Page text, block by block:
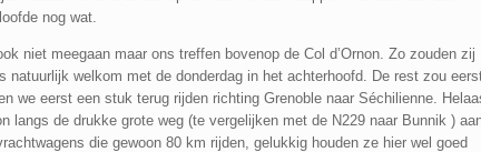
nog wat.
niet meegaan maar ons treffen bovenop de Col d’Ornon. Zo zouden zij
welkom met de donderdag in het achterhoofd. De rest zou
we eerst een stuk terug rijden richting Grenoble naar Séchilienne.
langs de drukke grote weg (te vergelijken met de N229 naar Bunnik )
die gewoon 80 km rijden, gelukkig houden ze hier wel goed